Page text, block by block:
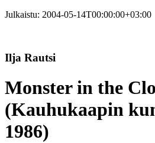
Julkaistu: 2004-05-14T00:00:00+03:00
Ilja Rautsi
Monster in the
(Kauhukaapin
1986)